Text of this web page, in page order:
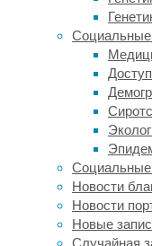
Социальные
Новости
Новости
Новые
Случайная
говорим
о
что-
то
сделать
или
✅
I
can